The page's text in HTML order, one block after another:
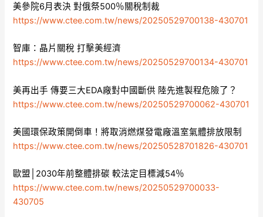
美參院6月表決 對俄祭500％關稅制裁
https://www.ctee.com.tw/news/20250529700138-430701
智庫：晶片關稅 打擊美經濟
https://www.ctee.com.tw/news/20250529700134-430701
美再出手 傳要三大EDA廠對中國斷供 陸先進製程危險了？
https://www.ctee.com.tw/news/20250529700062-430701
美國環保政策開倒車！將取消燃煤發電廠溫室氣體排放限制
https://www.ctee.com.tw/news/20250528701826-430701
歐盟│2030年前整體排碳 較法定目標減54％
https://www.ctee.com.tw/news/20250529700033-
430705